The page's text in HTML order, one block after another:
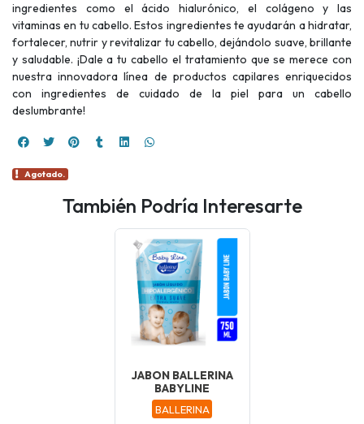
ingredientes como el ácido hialurónico, el colágeno y las
vitaminas en tu cabello. Estos ingredientes te ayudarán a hidratar,
fortalecer, nutrir y revitalizar tu cabello, dejándolo suave, brillante
y saludable. ¡Dale a tu cabello el tratamiento que se merece con
nuestra innovadora línea de productos capilares enriquecidos
con ingredientes de cuidado de la piel para un cabello
deslumbrante!
Agotado.
También Podría Interesarte
JABON BALLERINA
BABYLINE
BALLERINA